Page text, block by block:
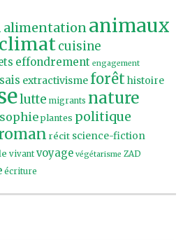
alimentationanimaux
climatcuisine
effondrement engagement
extractivisme forêthistoire
lutte migrants nature
plantes politique
récit science-fiction
vivant voyage végétarisme ZAD
écriture